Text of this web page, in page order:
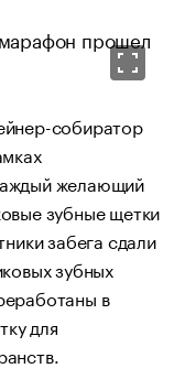
собиратор
желающий
зубные щетки
забега сдали
зубных
в
для